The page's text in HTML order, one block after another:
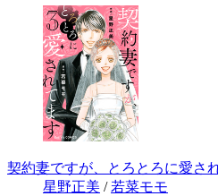
契約妻ですが、とろとろに愛さ
星野正美 / 若菜モモ